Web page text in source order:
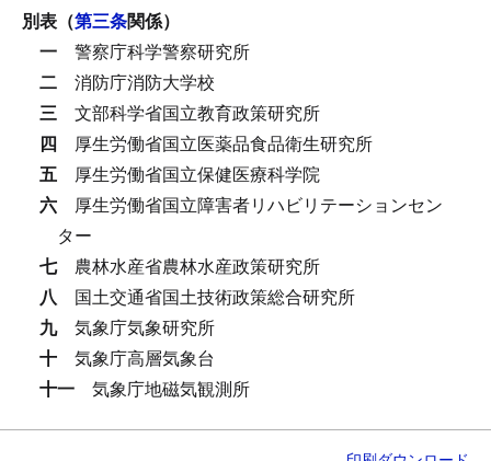
別表（第三条関係）
一 警察庁科学警察研究所
二 消防庁消防大学校
三 文部科学省国立教育政策研究所
四 厚生労働省国立医薬品食品衛生研究所
五 厚生労働省国立保健医療科学院
六 厚生労働省国立障害者リハビリテーションセン
ター
七 農林水産省農林水産政策研究所
八 国土交通省国土技術政策総合研究所
九 気象庁気象研究所
十 気象庁高層気象台
十一 気象庁地磁気観測所